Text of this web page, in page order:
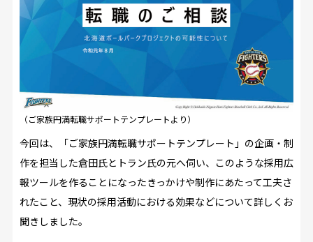
（ご家族円満転職サポートテンプレートより）
今回は、「ご家族円満転職サポートテンプレート」の企画・制
作を担当した倉田氏とトラン氏の元へ伺い、このような採用広
報ツールを作ることになったきっかけや制作にあたって工夫さ
れたこと、現状の採用活動における効果などについて詳しくお
聞きしました。